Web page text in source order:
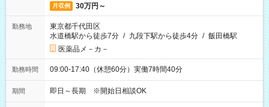
月収例 30万円～
勤務地
東京都千代田区
水道橋駅から徒歩7分 / 九段下駅から徒歩4分 / 飯田橋駅
医薬品メ－カ－
勤務時間 09:00-17:40（休憩60分）実働7時間40分
期間 即日～長期 ※開始日相談OK